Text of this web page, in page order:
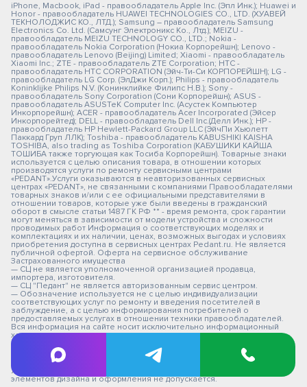
iPhone, Macbook, iPad - правообладатель Apple Inc. (Эпл Инк.); Huawei и
Honor - правообладатель HUAWEI TECHNOLOGIES CO., LTD. (ХУАВЕЙ
ТЕКНОЛОДЖИС КО., ЛТД.); Samsung – правообладатель Samsung
Electronics Co. Ltd. (Самсунг Электроникс Ко., Лтд.); MEIZU -
правообладатель MEIZU TECHNOLOGY CO., LTD.; Nokia -
правообладатель Nokia Corporation (Нокиа Корпорейшн); Lenovo -
правообладатель Lenovo (Beijing) Limited; Xiaomi - правообладатель
Xiaomi Inc.; ZTE - правообладатель ZTE Corporation; HTC -
правообладатель HTC CORPORATION (Эйч-Ти-Си КОРПОРЕЙШН); LG -
правообладатель LG Corp. (ЭлДжи Корп.); Philips - правообладатель
Koninklijke Philips N.V. (Конинклийке Филипс Н.В.); Sony -
правообладатель Sony Corporation (Сони Корпорейшн); ASUS -
правообладатель ASUSTeK Computer Inc. (Асустек Компьютер
Инкорпорейшн); ACER - правообладатель Acer Incorporated (Эйсер
Инкорпорейтед); DELL - правообладатель Dell Inc.(Делл Инк.); HP -
правообладатель HP Hewlett-Packard Group LLC (ЭйчПи Хьюлетт
Паккард Груп ЛЛК); Toshiba - правообладатель KABUSHIKI KAISHA
TOSHIBA, also trading as Toshiba Corporation (КАБУШИКИ КАЙША
ТОШИБА также торгующая как Тосиба Корпорейшн). Товарные знаки
используется с целью описания товара, в отношении которых
производятся услуги по ремонту сервисными центрами
«PEDANT».Услуги оказываются в неавторизованных сервисных
центрах «PEDANT», не связанными с компаниями Правообладателями
товарных знаков и/или с ее официальными представителями в
отношении товаров, которые уже были введены в гражданский
оборот в смысле статьи 1487 ГК РФ ** - время ремонта, срок гарантии
могут меняться в зависимости от модели устройства и сложности
проводимых работ Информация о соответствующих моделях и
комплектациях и их наличии, ценах, возможных выгодах и условиях
приобретения доступна в сервисных центрах Pedant.ru. Не является
публичной офертой. Оферта на сервисное обслуживание
Застрахованного имущества
— СЦ не является уполномоченной организацией продавца,
импортера, изготовителя.
— СЦ "Педант" не является авторизованным сервис центром.
— Обозначение используется не с целью индивидуализации
соответствующих услуг по ремонту и введения посетителей в
заблуждение, а с целью информирования потребителей о
предоставляемых услугах в отношении техники правообладателей.
Вся информация на сайте носит исключительно информационный
характер.
© 2026 pedant-ufa.ru
Любое использование либо копирование материалов сайта,
элементов дизайна и оформления не допускается.